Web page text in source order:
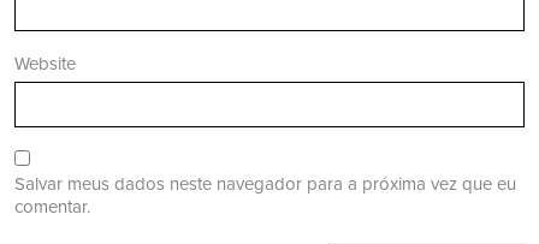
Website
Salvar meus dados neste navegador para a próxima vez que eu
comentar.